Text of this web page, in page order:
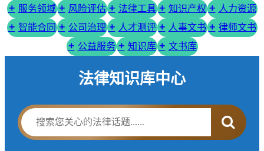
服务领域 风险评估 法律工具 知识产权
人力资源
智能合同
公司治理 人才测评 人事文书
律师文书
公益服务
知识库 文书库
法律知识库中心